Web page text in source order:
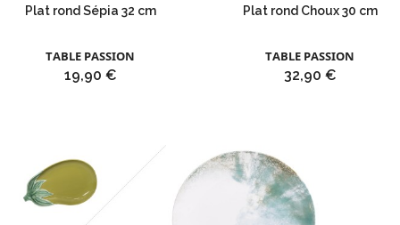
Plat rond Sépia 32 cm
TABLE PASSION
Prix
19,90 €
Plat rond Choux 30 cm
TABLE PASSION
Prix
32,90 €